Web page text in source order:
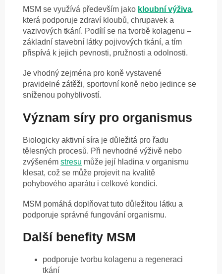
MSM se využívá především jako kloubní výživa,
která podporuje zdraví kloubů, chrupavek a
vazivových tkání. Podílí se na tvorbě kolagenu –
základní stavební látky pojivových tkání, a tím
přispívá k jejich pevnosti, pružnosti a odolnosti.
Je vhodný zejména pro koně vystavené
pravidelné zátěži, sportovní koně nebo jedince se
sníženou pohyblivostí.
Význam síry pro organismus
Biologicky aktivní síra je důležitá pro řadu
tělesných procesů. Při nevhodné výživě nebo
zvýšeném stresu může její hladina v organismu
klesat, což se může projevit na kvalitě
pohybového aparátu i celkové kondici.
MSM pomáhá doplňovat tuto důležitou látku a
podporuje správné fungování organismu.
Další benefity MSM
podporuje tvorbu kolagenu a regeneraci
tkání